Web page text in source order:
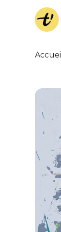
Accueil